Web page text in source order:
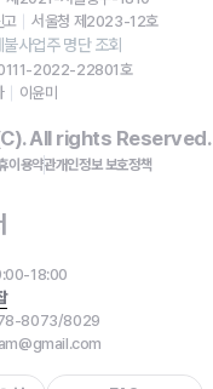
고
서울청 제2023-12호
사업주 명단 조회
2022-22801호
이윤미
All rights Reserved.
이용약관개인정보 보호정책
18:00
8073/8029